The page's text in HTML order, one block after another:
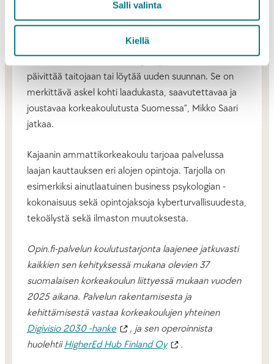
Salli valinta
Kiellä
saavutettavampaa kaikille. Palvelun kautta voimme
tarjota joustavia opintomahdollisuuksia niin nuorille
päivittää taitojaan tai löytää uuden suunnan. Se on
merkittävä askel kohti laadukasta, saavutettavaa ja
joustavaa korkeakoulutusta Suomessa”, Mikko Saari
jatkaa.
Kajaanin ammattikorkeakoulu tarjoaa palvelussa
laajan kauttauksen eri alojen opintoja. Tarjolla on
esimerkiksi ainutlaatuinen business psykologian -
kokonaisuus sekä opintojaksoja kyberturvallisuudesta,
tekoälystä sekä ilmaston muutoksesta.
Opin.fi-palvelun koulutustarjonta laajenee jatkuvasti
kaikkien sen kehityksessä mukana olevien 37
suomalaisen korkeakoulun liittyessä mukaan vuoden
2025 aikana. Palvelun rakentamisesta ja
kehittämisestä vastaa korkeakoulujen yhteinen
Digivisio 2030 -hanke
, ja sen operoinnista
huolehtiiHigherEd Hub Finland Oy .